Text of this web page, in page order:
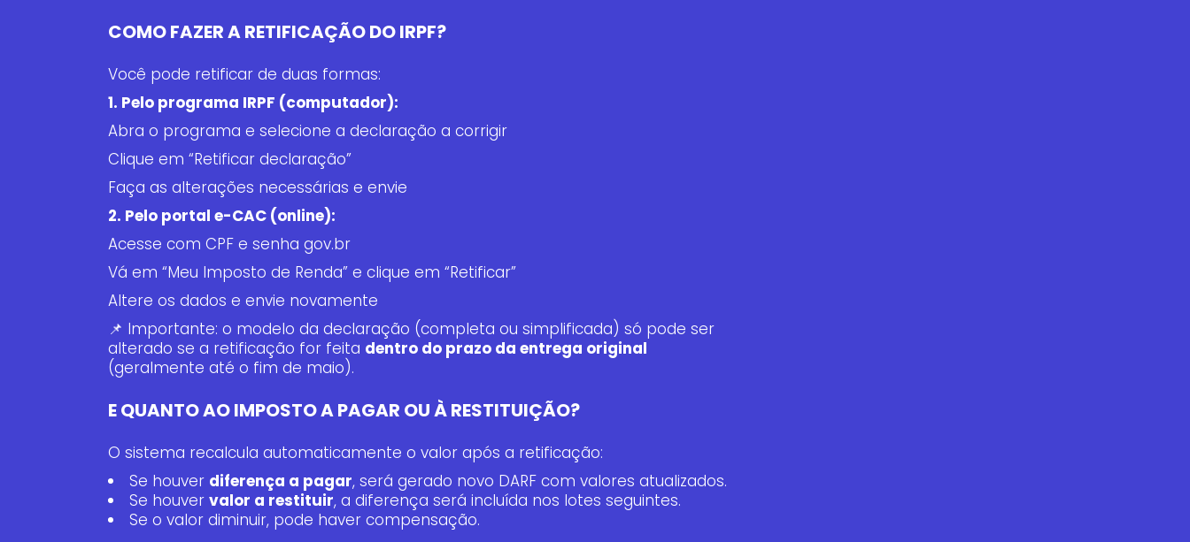
COMO FAZER A RETIFICAÇÃO DO IRPF?
Você pode retificar de duas formas:
1. Pelo programa IRPF (computador):
Abra o programa e selecione a declaração a corrigir
Clique em “Retificar declaração”
Faça as alterações necessárias e envie
2. Pelo portal e-CAC (online):
Acesse com CPF e senha gov.br
Vá em “Meu Imposto de Renda” e clique em “Retificar”
Altere os dados e envie novamente
📌 Importante: o modelo da declaração (completa ou simplificada) só pode ser
alterado se a retificação for feita dentro do prazo da entrega original
(geralmente até o fim de maio).
E QUANTO AO IMPOSTO A PAGAR OU À RESTITUIÇÃO?
O sistema recalcula automaticamente o valor após a retificação:
Se houver diferença a pagar, será gerado novo DARF com valores atualizados.
Se houver valor a restituir, a diferença será incluída nos lotes seguintes.
Se o valor diminuir, pode haver compensação.